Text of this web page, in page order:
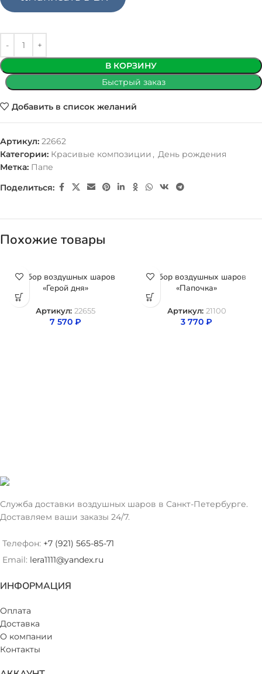
В КОРЗИНУ
Быстрый заказ
Добавить в список желаний
Артикул: 22662
Категории: Красивые композиции , День рождения
Метка: Папе
Поделиться:
Похожие товары
Набор воздушных шаров
«Герой дня»
Артикул: 22655
7 570 ₽
Набор воздушных шаров
«Папочка»
Артикул: 21100
3 770 ₽
Служба доставки воздушных шаров в Санкт-Петербурге.
Доставляем ваши заказы 24/7.
Телефон: +7 (921) 565-85-71
Email: lera1111@yandex.ru
ИНФОРМАЦИЯ
Оплата
Доставка
О компании
Контакты